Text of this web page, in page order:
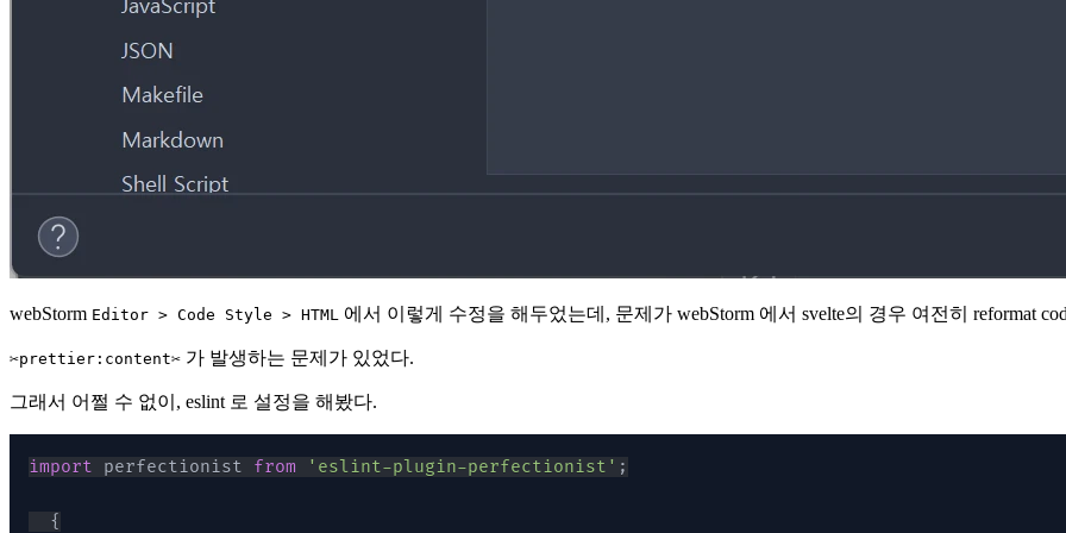
webStorm Editor > Code Style > HTML 에서 이렇게 수정을 해두었는데, 문제가 webStorm 에서 svelte의 경우 여전히 reformat
✂prettier:content✂ 가 발생하는 문제가 있었다.
그래서 어쩔 수 없이, eslint 로 설정을 해봤다.
import perfectionist from 'eslint-plugin-perfectionist' ;
{